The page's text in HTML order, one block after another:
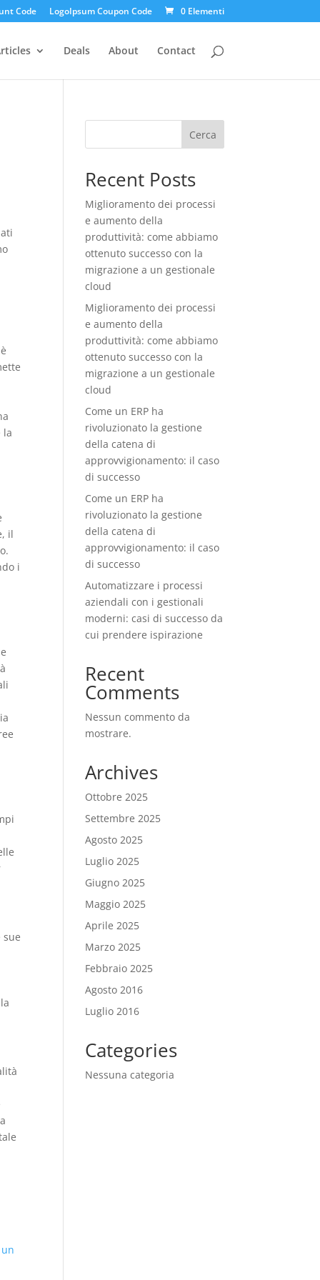
Code LogoIpsum Coupon Code 0 Elementi
Deals About Contact
la
il
i
sue
Cerca
Recent Posts
Miglioramento dei processi
e aumento della
produttività: come abbiamo
ottenuto successo con la
migrazione a un gestionale
cloud
Miglioramento dei processi
e aumento della
produttività: come abbiamo
ottenuto successo con la
migrazione a un gestionale
cloud
Come un ERP ha
rivoluzionato la gestione
della catena di
approvvigionamento: il caso
di successo
Come un ERP ha
rivoluzionato la gestione
della catena di
approvvigionamento: il caso
di successo
Automatizzare i processi
aziendali con i gestionali
moderni: casi di successo da
cui prendere ispirazione
Recent
Comments
Nessun commento da
mostrare.
Archives
Ottobre 2025
Settembre 2025
Agosto 2025
Luglio 2025
Giugno 2025
Maggio 2025
Aprile 2025
Marzo 2025
Febbraio 2025
Agosto 2016
Luglio 2016
Categories
Nessuna categoria